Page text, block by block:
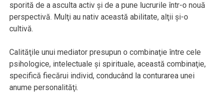
sporită de a asculta activ şi de a pune lucrurile într-o nouă
perspectivă. Mulţi au nativ această abilitate, alţii şi-o
cultivă.
Calităţile unui mediator presupun o combinaţie între cele
psihologice, intelectuale şi spirituale, această combinaţie,
specifică fiecărui individ, conducând la conturarea unei
anume personalităţi.